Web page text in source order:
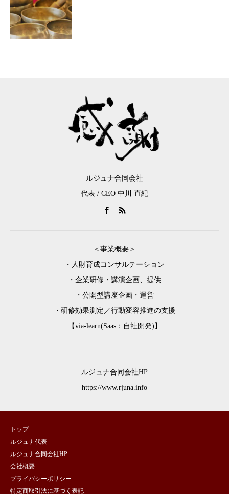
ルジュナ合同会社
代表 / CEO 中川 直紀
＜事業概要＞
・人財育成コンサルテーション
・企業研修・講演企画、提供
・公開型講座企画・運営
・研修効果測定／行動変容推進の支援
【via-learn(Saas：自社開発)】
ルジュナ合同会社HP
https://www.rjuna.info
トップ
ルジュナ代表
ルジュナ合同会社HP
会社概要
プライバシーポリシー
特定商取引法に基づく表記